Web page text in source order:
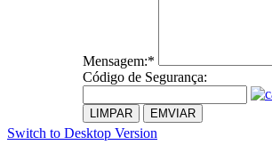
Mensagem:*
Código de Segurança:
LIMPAR EMVIAR
Switch to Desktop Version